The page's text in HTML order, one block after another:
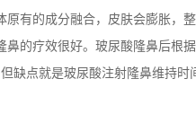
原有的成分融合，皮肤会膨胀，
鼻的疗效很好。玻尿酸隆鼻后根
缺点就是玻尿酸注射隆鼻维持时